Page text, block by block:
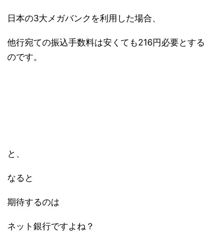
日本の3大メガバンクを利用した場合、
他行宛ての振込手数料は安くても216円必要とする
のです。
と、
なると
期待するのは
ネット銀行ですよね？